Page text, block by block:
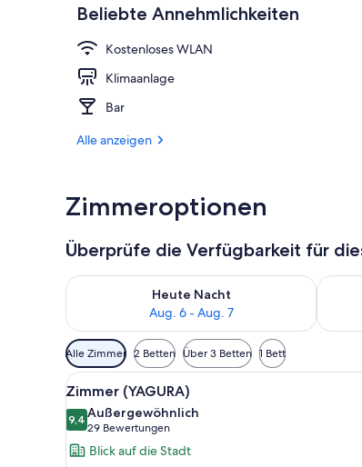
Beliebte Annehmlichkeiten
Kostenloses WLAN
Klimaanlage
Bar
Alle anzeigen
Zimmeroptionen
Überprüfe die Verfügbarkeit für
Heute Nacht
Aug. 6 - Aug. 7
Überprüfe die Verfügbarkeit für heute Nacht,
Verfügbare
Filter
für
Zimmer
Alle Zimmer 2 Betten Über 3 Betten 1 Bett
Alle
Fotos
für
Zimmer
Ein modernes
19
Zimmer (YAGURA)
9,49,4 von 10
Außergewöhnlich
29 Bewertungen
(29
Bewertungen)
Blick auf die Stadt